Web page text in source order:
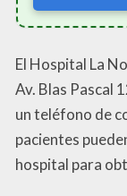
El Hospital La
Av. Blas Pascal
un teléfono de
pacientes
hospital para